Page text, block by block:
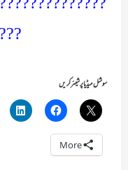
سوشل میڈیا پر شیئر کریں
More